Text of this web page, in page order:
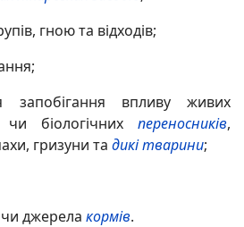
гною та відходів;
запобігання впливу живих
чи біологічних переносників,
гризуни та дикі тварини;
джерела кормів.